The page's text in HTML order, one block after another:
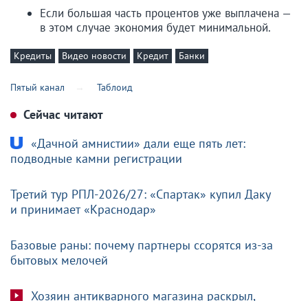
Если большая часть процентов уже выплачена —
в этом случае экономия будет минимальной.
Кредиты Видео новости Кредит Банки
Пятый канал Таблоид
Сейчас читают
«Дачной амнистии» дали еще пять лет:
подводные камни регистрации
Третий тур РПЛ-2026/27: «Спартак» купил Даку
и принимает «Краснодар»
Базовые раны: почему партнеры ссорятся из-за
бытовых мелочей
Хозяин антикварного магазина раскрыл,